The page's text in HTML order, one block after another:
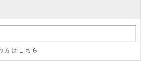
方はこちら